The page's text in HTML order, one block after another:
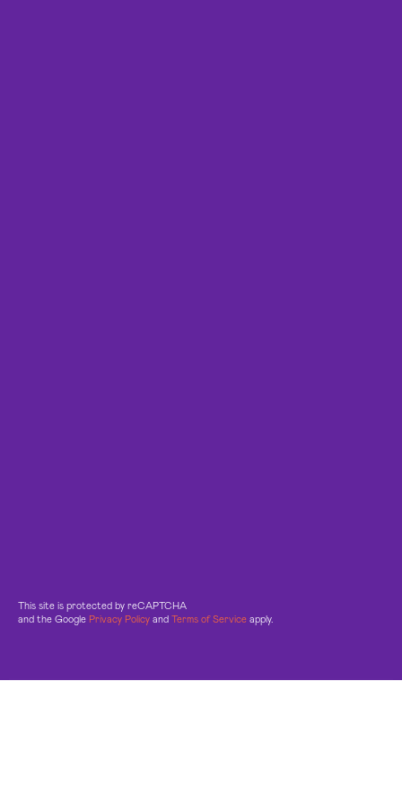
This site is protected by reCAPTCHA
and the Google Privacy Policy and Terms of Service apply.